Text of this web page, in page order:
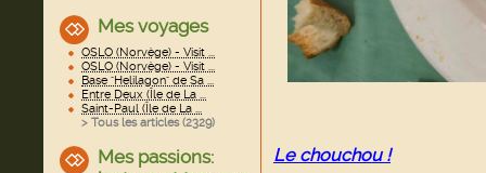
Mes voyages
OSLO (Norvège) - Visit ...
OSLO (Norvège) - Visit ...
Base "Helilagon" de Sa ...
Entre Deux (Île de La ...
Saint-Paul (Île de La ...
> Tous les articles (2329)
Mes passions:
Le chouchou !